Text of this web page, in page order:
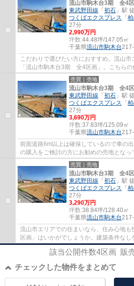
流山市駒木台3期 全4
東武野田線 「 初石 」駅
つくばエクスプレス 「
27分
2,990万円
坪数:44.48坪/147.05㎡
千葉県流山市駒木台
こだわりで選びたい方におすすめ。流山市
「流山市駒木台3期 全4区画」。こちら
り、これから新しい住まいをお考えの方は
売買｜売地
流山市駒木台3期 全4
東武野田線 「 初石 」駅
つくばエクスプレス 「
27分
3,690万円
坪数:37.83坪/125.09㎡
千葉県流山市駒木台
前面道路6m以上は確保しているので車の
の購入をご検討の方にお勧めの売地とな
で、好きな業者や間取りを自分で選ぶこと
売買｜売地
流山市駒木台3期 全4
東武野田線 「 初石 」駅
つくばエクスプレス 「
27分
3,290万円
坪数:38.84坪/128.40㎡
千葉県流山市駒木台
流山市エリアでの住まいなら、住み心地
区画」はいかがでしょうか。建築条件な
ぶことができます。イチオシの土地面積
該当公開件数4区画 販
チェックした物件をまとめて